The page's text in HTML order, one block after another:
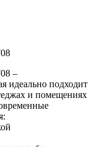
–
идеально подходит
и помещениях